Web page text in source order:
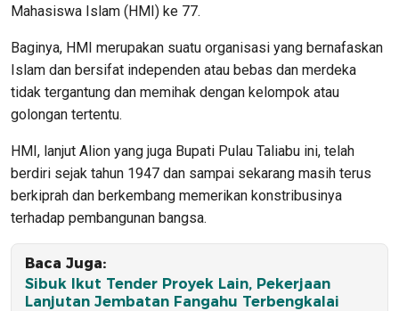
Mahasiswa Islam (HMI) ke 77.
Baginya, HMI merupakan suatu organisasi yang bernafaskan
Islam dan bersifat independen atau bebas dan merdeka
tidak tergantung dan memihak dengan kelompok atau
golongan tertentu.
HMI, lanjut Alion yang juga Bupati Pulau Taliabu ini, telah
berdiri sejak tahun 1947 dan sampai sekarang masih terus
berkiprah dan berkembang memerikan konstribusinya
terhadap pembangunan bangsa.
Baca Juga:
Sibuk Ikut Tender Proyek Lain, Pekerjaan
Lanjutan Jembatan Fangahu Terbengkalai